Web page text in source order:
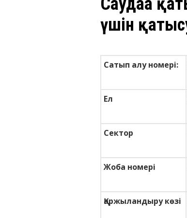
үшін
Сатып алу номері:
Ел
Сектор
Жоба номері
Қаржыландыру көзі